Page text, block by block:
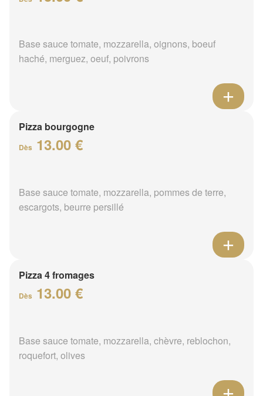
Base sauce tomate, mozzarella, oignons, boeuf
haché, merguez, oeuf, poivrons
Pizza bourgogne
Dès 13.00 €
Base sauce tomate, mozzarella, pommes de terre,
escargots, beurre persillé
Pizza 4 fromages
Dès 13.00 €
Base sauce tomate, mozzarella, chèvre, reblochon,
roquefort, olives